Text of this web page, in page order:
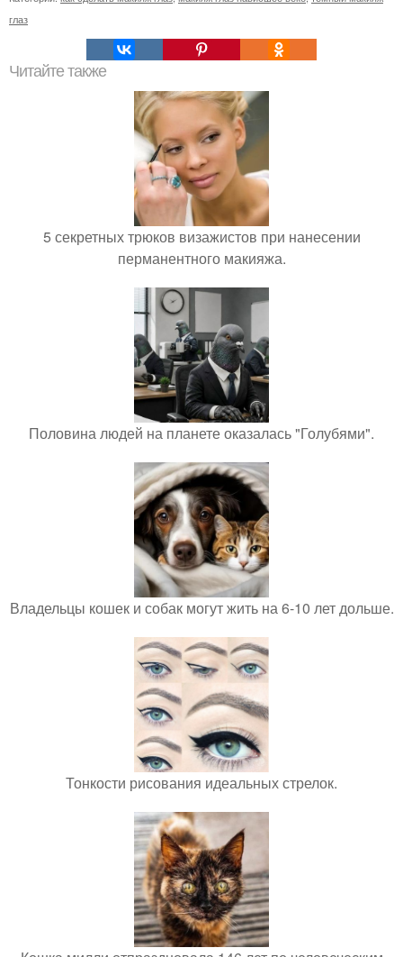
глаз
Читайте также
5 секретных трюков визажистов при нанесении
перманентного макияжа.
Половина людей на планете оказалась "Голубями".
Владельцы кошек и собак могут жить на 6-10 лет дольше.
Тонкости рисования идеальных стрелок.